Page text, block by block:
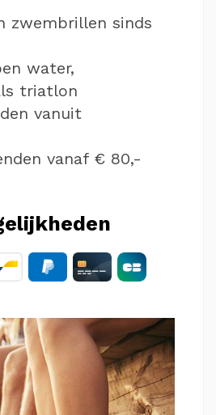
zwembrillen sinds
water,
triatlon
vanuit
vanaf € 80,-